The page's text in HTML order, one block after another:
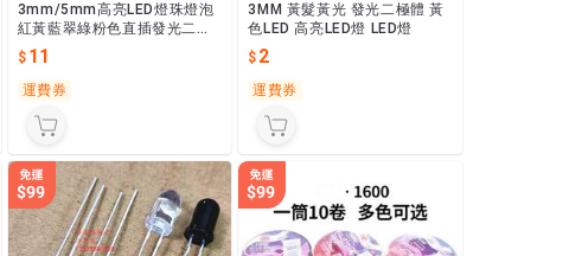
3mm/5mm高亮LED燈珠燈泡
紅黃藍翠綠粉色直插發光二極
體 F3F5F8F10
11
運費券
3MM 黃髮黃光 發光二極體 黃
色LED 高亮LED燈 LED燈
2
運費券